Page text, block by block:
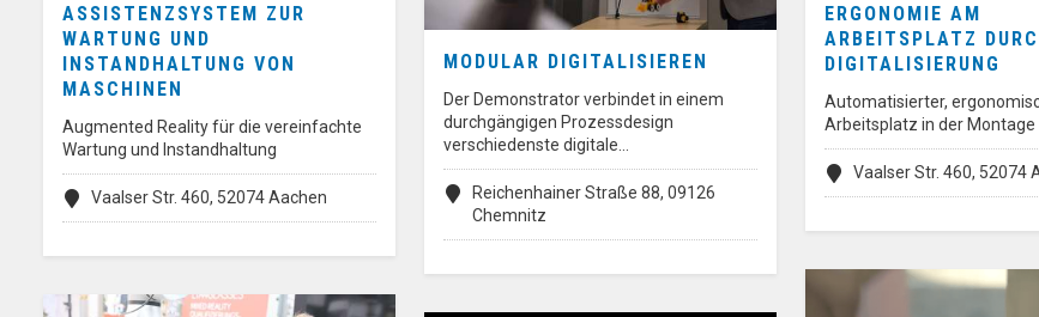
ASSISTENZSYSTEM ZUR
WARTUNG UND
INSTANDHALTUNG VON
MASCHINEN
Augmented Reality für die vereinfachte
Wartung und Instandhaltung
Vaalser Str. 460, 52074 Aachen
ERGONOMIE AM
ARBEITSPLATZ
DIGITALISIERUNG
Automatisierter,
Arbeitsplatz in der Montage
Vaalser Str. 460, 52074
MODULAR DIGITALISIEREN
Der Demonstrator verbindet in einem
durchgängigen Prozessdesign
verschiedenste digitale…
Reichenhainer Straße 88, 09126
Chemnitz